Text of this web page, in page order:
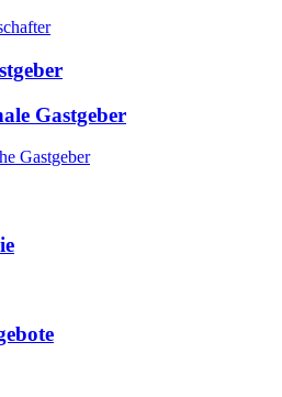
Gastgeber
Gastgeber